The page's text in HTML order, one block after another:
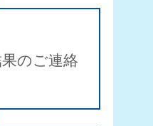
のご連絡